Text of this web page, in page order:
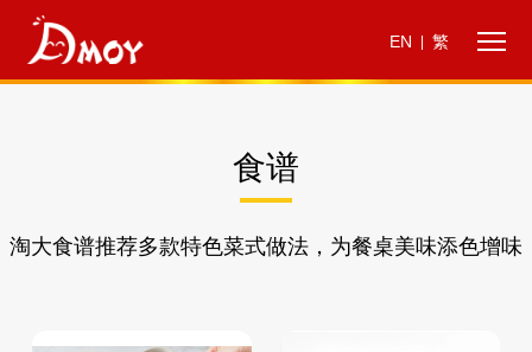
EN 繁
食谱
淘大食谱推荐多款特色菜式做法，为餐桌美味添色增味